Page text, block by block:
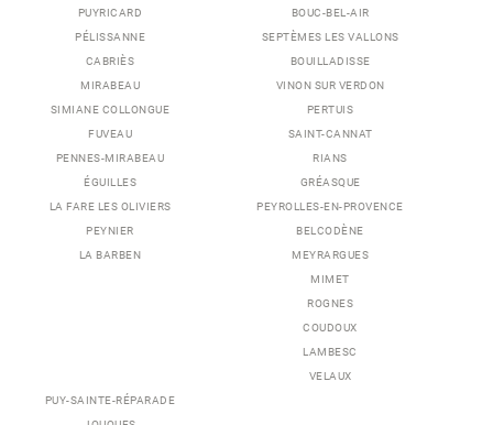
PUYRICARD
PÉLISSANNE
CABRIÈS
MIRABEAU
BOUC-BEL-AIR
SEPTÈMES LES VALLONS
BOUILLADISSE
VINON SUR VERDON
SIMIANE COLLONGUE
FUVEAU
PENNES-MIRABEAU
ÉGUILLES
LA FARE LES OLIVIERS
PEYNIER
LA BARBEN
PERTUIS
SAINT-CANNAT
RIANS
GRÉASQUE
PEYROLLES-EN-PROVENCE
BELCODÈNE
MEYRARGUES
MIMET
ROGNES
COUDOUX
LAMBESC
VELAUX
PUY-SAINTE-RÉPARADE